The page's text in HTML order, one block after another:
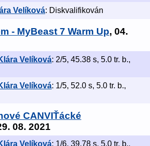
Velíková: Diskvalifikován
- MyBeast 7 Warm Up, 04.
Velíková: 2/5, 45.38 s, 5.0 tr. b.,
Velíková: 1/5, 52.0 s, 5.0 tr. b.,
CANVIŤácké
08. 2021
Velíková: 1/6, 39.78 s, 5.0 tr. b.,